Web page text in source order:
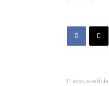
Previous article